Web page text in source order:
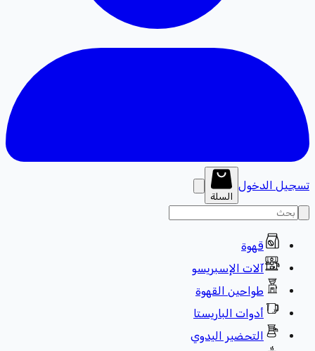
تسجيل الدخول
السلة
قهوة
آلات الإسبريسو
طواحين القهوة
أدوات الباريستا
التحضير اليدوي